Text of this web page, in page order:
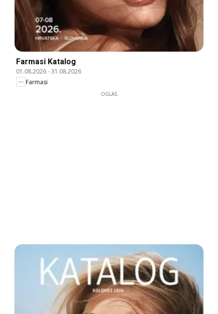
Farmasi Katalog
01.08.2026-31.08.2026
Farmasi
OGLAS